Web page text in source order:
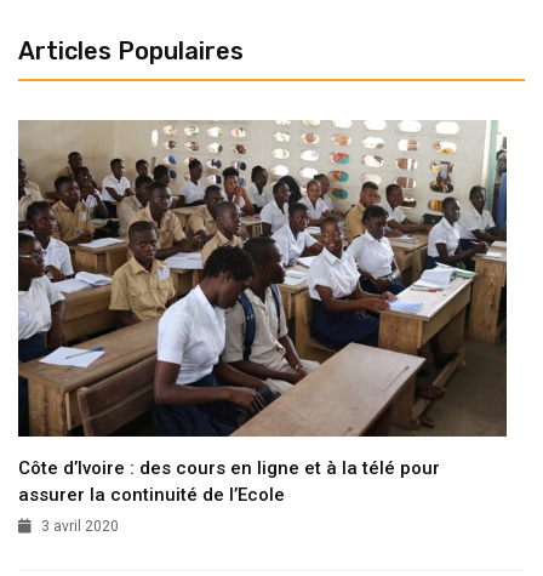
Articles Populaires
Côte d’Ivoire : des cours en ligne et à la télé pour
assurer la continuité de l’Ecole
3 avril 2020